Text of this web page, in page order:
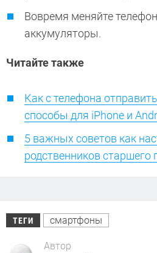
Вовремя меняйте
аккумуляторы.
Читайте также
Как с телефона
способы для iPhone и
5 важных советов как
родственников старшего
ТЕГИ смартфоны
Автор